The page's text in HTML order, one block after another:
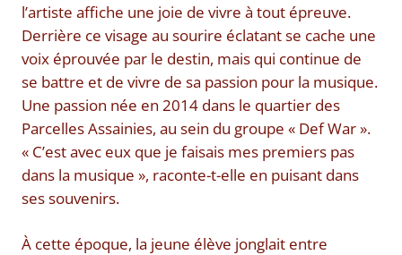
l’artiste affiche une joie de vivre à tout épreuve.
Derrière ce visage au sourire éclatant se cache une
voix éprouvée par le destin, mais qui continue de
se battre et de vivre de sa passion pour la musique.
Une passion née en 2014 dans le quartier des
Parcelles Assainies, au sein du groupe « Def War ».
« C’est avec eux que je faisais mes premiers pas
dans la musique », raconte-t-elle en puisant dans
ses souvenirs.
À cette époque, la jeune élève jonglait entre